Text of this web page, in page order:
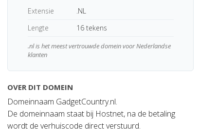
Extensie
.NL
Lengte
16 tekens
.nl is het meest vertrouwde domein voor Nederlandse
klanten
OVER DIT DOMEIN
Domeinnaam GadgetCountry.nl.
De domeinnaam staat bij Hostnet, na de betaling
wordt de verhuiscode direct verstuurd.